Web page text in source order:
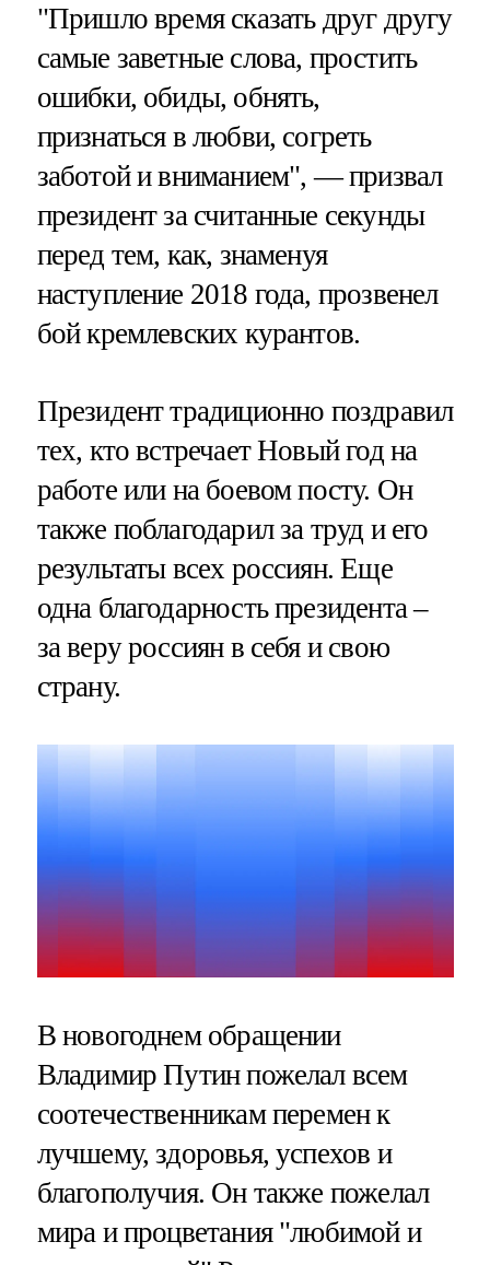
"Пришло время сказать друг другу
самые заветные слова, простить
ошибки, обиды, обнять,
признаться в любви, согреть
заботой и вниманием", — призвал
президент за считанные секунды
перед тем, как, знаменуя
наступление 2018 года, прозвенел
бой кремлевских курантов.
Президент традиционно поздравил
тех, кто встречает Новый год на
работе или на боевом посту. Он
также поблагодарил за труд и его
результаты всех россиян. Еще
одна благодарность президента –
за веру россиян в себя и свою
страну.
В новогоднем обращении
Владимир Путин пожелал всем
соотечественникам перемен к
лучшему, здоровья, успехов и
благополучия. Он также пожелал
мира и процветания "любимой и